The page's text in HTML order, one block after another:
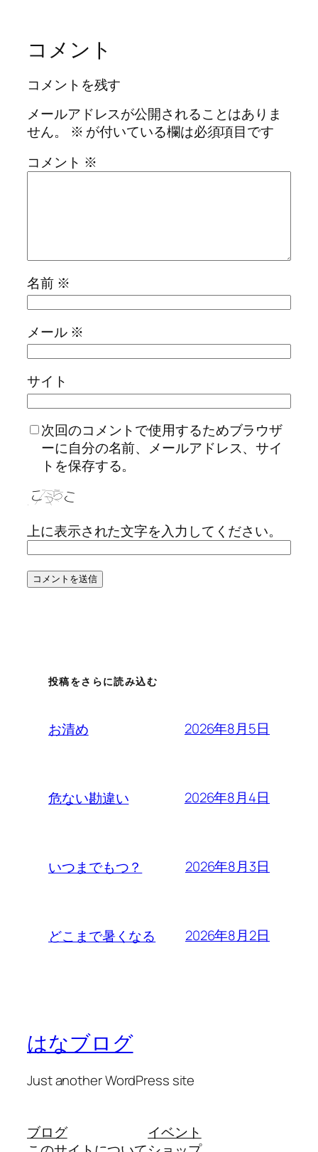
コメント
コメントを残す
メールアドレスが公開されることはありま
せん。
※ が付いている欄は必須項目です
コメント ※
名前 ※
メール ※
サイト
次回のコメントで使用するためブラウザ
ーに自分の名前、メールアドレス、サイ
トを保存する。
上に表示された文字を入力してください。
投稿をさらに読み込む
お清め 2026年8月5日
危ない勘違い 2026年8月4日
いつまでもつ？ 2026年8月3日
どこまで暑くなる 2026年8月2日
はなブログ
Just another WordPress site
ブログ
イベント